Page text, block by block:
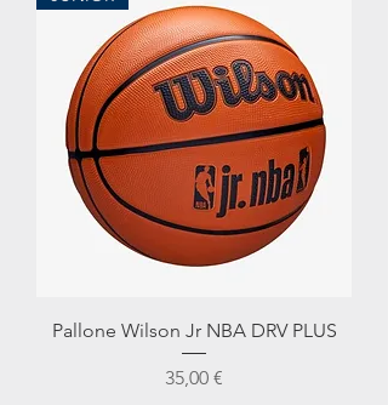
Pallone Wilson Jr NBA DRV PLUS
Prezzo
35,00 €